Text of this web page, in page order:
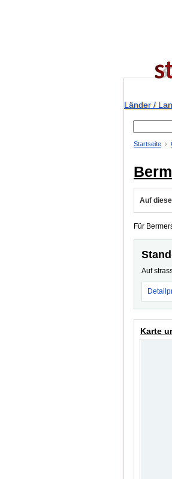
Länder /
Startseite
Auf
Für
Auf
Karte